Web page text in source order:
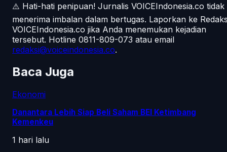
⚠️ Hati-hati penipuan! Jurnalis VOICEIndonesia.co tidak
menerima imbalan dalam bertugas. Laporkan ke
VOICEIndonesia.co jika Anda menemukan kejadian
tersebut. Hotline 0811-809-073 atau email
redaksi@voiceindonesia.co.
Baca Juga
Ekonomi
Danantara Lebih Siap Beli Saham BEI Ketimbang
Kemenkeu
1 hari lalu